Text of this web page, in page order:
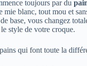
toujours par du
mie blanc, tout mou et
base, vous changez
style de votre croque.
qui font toute la